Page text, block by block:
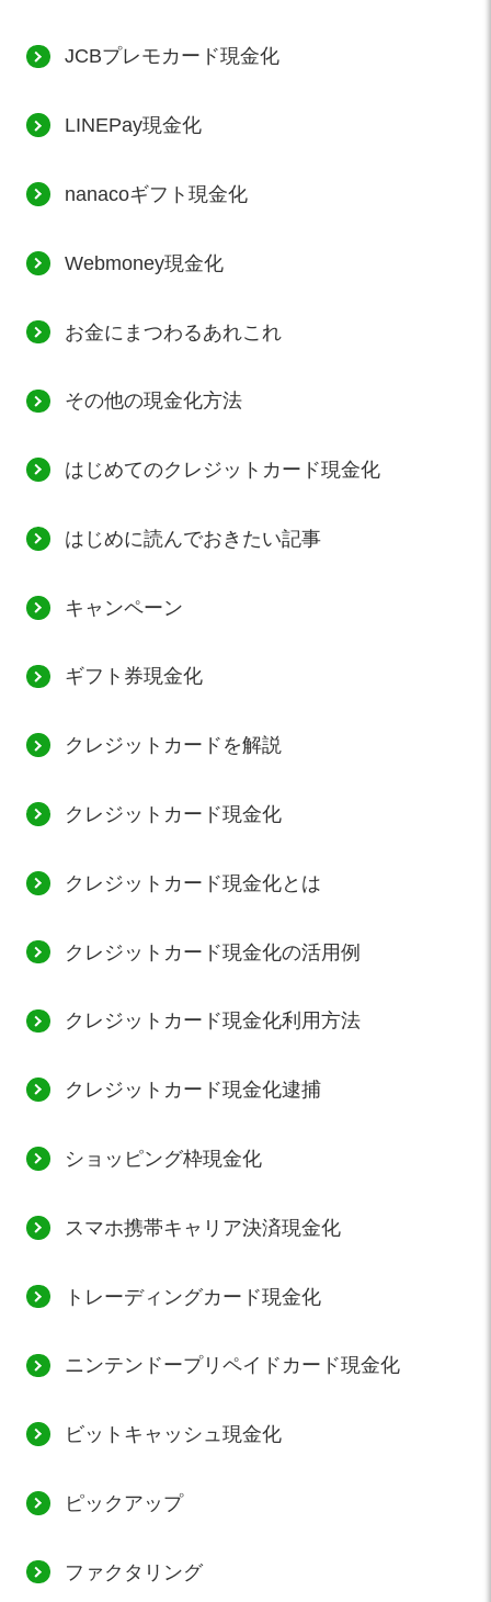
JCBプレモカード現金化
LINEPay現金化
nanacoギフト現金化
Webmoney現金化
お金にまつわるあれこれ
その他の現金化方法
はじめてのクレジットカード現金化
はじめに読んでおきたい記事
キャンペーン
ギフト券現金化
クレジットカードを解説
クレジットカード現金化
クレジットカード現金化とは
クレジットカード現金化の活用例
クレジットカード現金化利用方法
クレジットカード現金化逮捕
ショッピング枠現金化
スマホ携帯キャリア決済現金化
トレーディングカード現金化
ニンテンドープリペイドカード現金化
ビットキャッシュ現金化
ピックアップ
ファクタリング